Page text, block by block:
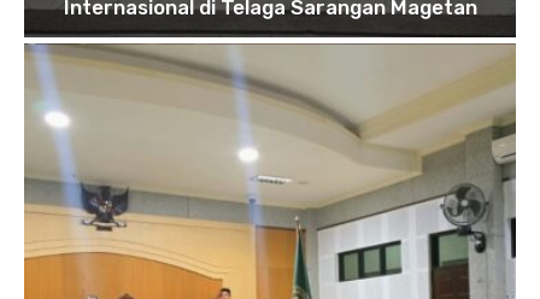
Internasional di Telaga Sarangan Magetan